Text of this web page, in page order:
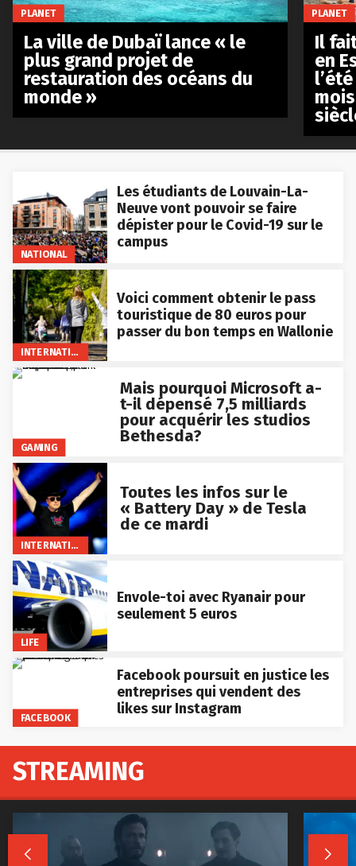
NATIONAL
Les étudiants de Louvain-La-
Neuve vont pouvoir se faire
dépister pour le Covid-19 sur le
campus
INTERNATIONAL
Voici comment obtenir le pass
touristique de 80 euros pour
passer du bon temps en Wallonie
GAMING
Mais pourquoi Microsoft a-
t-il dépensé 7,5 milliards
pour acquérir les studios
Bethesda?
INTERNATIONAL
Toutes les infos sur le
« Battery Day » de Tesla
de ce mardi
LIFE
Envole-toi avec Ryanair pour
seulement 5 euros
FACEBOOK
Facebook poursuit en justice les
entreprises qui vendent des
likes sur Instagram
PLANET
La ville de Dubaï lance « le
plus grand projet de
restauration des océans du
monde »
PLANET
Il
en
STREAMING
 